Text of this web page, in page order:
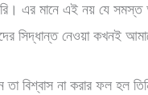
এর মানে এই নয় যে
সিদ্ধান্ত নেওয়া কখনই
তা বিশ্বাস না করার ফল হল